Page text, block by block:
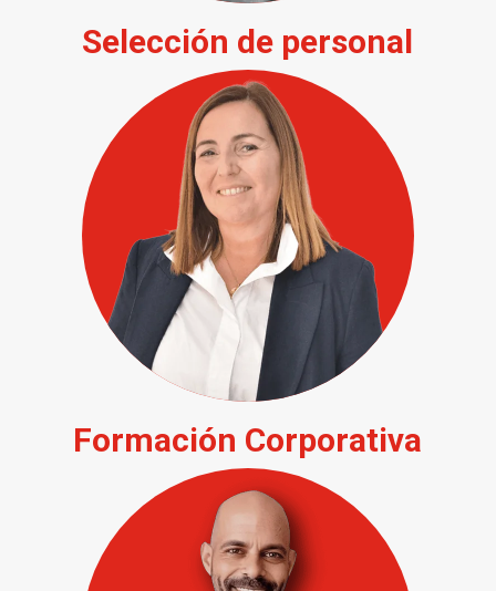
Selección de personal
Formación Corporativa